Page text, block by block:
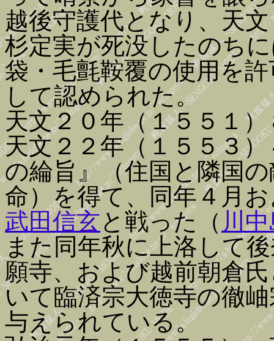
越後守護代となり、天
杉定実が死没したのち
袋・毛氈鞍覆の使用を
して認められた。
天文２０年（１５５１
天文２２年（１５５３
の綸旨』（住国と隣国
命）を得て、同年４月
武田信玄と戦った（ 川
また同年秋に上洛して
願寺、および越前朝倉
いて臨済宗大徳寺の徹
与えられている。